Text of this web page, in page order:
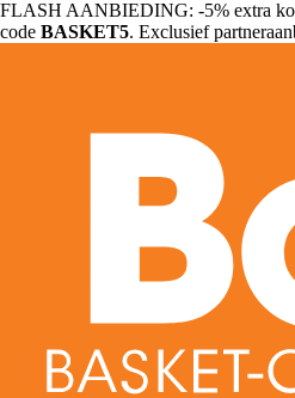
FLASH AANBIEDING: -5% extra
code BASKET5. Exclusief